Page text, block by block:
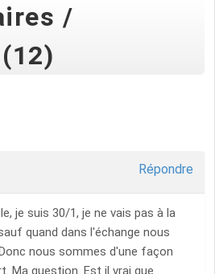
/
Répondre
je suis 30/1, je ne vais pas à la
quand dans l'échange nous
nous sommes d'une façon
Ma question. Est il vrai que